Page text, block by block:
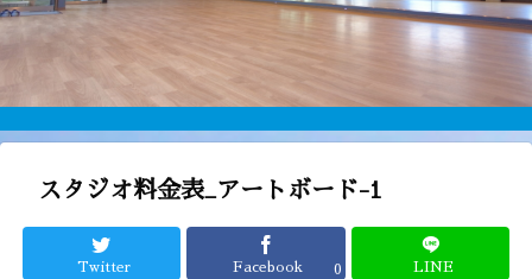
スタジオ料金表_アートボード-1
Twitter Facebook 0 LINE